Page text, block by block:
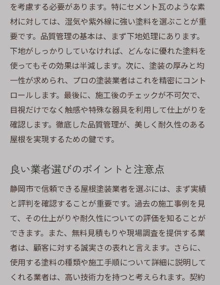
を考慮する必要があります。特にセメント瓦のような素
材に対しては、湿気や紫外線に強い塗料を選ぶことが重
要です。品質管理の基本は、まず下地処理にあります。
下地がしっかりしていなければ、どんなに優れた塗料を
使ってもその効果は半減します。次に、塗装の厚みと均
一性が求められ、プロの塗装業者はこれを精密にコント
ロールします。最後に、施工後のチェックが不可欠で、
目視だけでなく触感や特殊な器具を利用して仕上がりを
確認します。徹底した品質管理が、美しく耐久性のある
屋根を実現するための鍵です。
良い業者選びのポイントと注意点
静岡市で信頼できる屋根塗装業者を選ぶには、まず実績
と評判を確認することが重要です。過去の施工事例を見
て、その仕上がりや耐久性についての評価を知ることが
できます。また、無料見積もりや現場調査を提供する業
者は、顧客に対する誠実さの表れと言えます。さらに、
使用する塗料の種類や施工手順について詳細に説明して
くれる業者は、高い技術力を持つと考えられます。契約